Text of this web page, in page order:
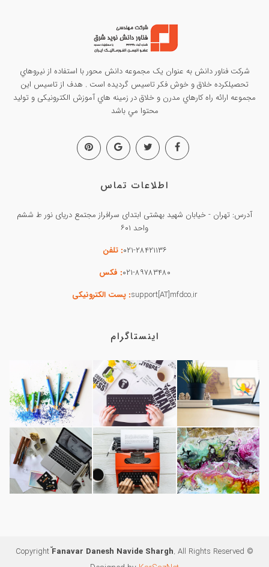
شرکت فناور دانش به عنوان يک مجموعه دانش محور با استفاده از نيروهاي
تحصيلکرده خلاق و خوش فکر تاسيس گرديده است . هدف از تاسيس این
مجموعه ارائه راه کارهاي مدرن و خلاق در زمينه هاي آموزش الکترونیکی و تولید
محتوا مي باشد
اطلاعات تماس
آدرس: تهران - خیابان شهید بهشتی ابتدای سرافراز مجتمع دریای نور ط ششم
واحد ۶۰۱
۰۲۱-۲۸۴۲۱۱۳۶: تلفن
۰۲۱-۸۹۷۸۳۴۸۰: فکس
support[AT]mfdco.ir: پست الکترونیکی
اینستاگرام
© Copyright ّFanavar Danesh Navide Shargh. All Rights Reserved